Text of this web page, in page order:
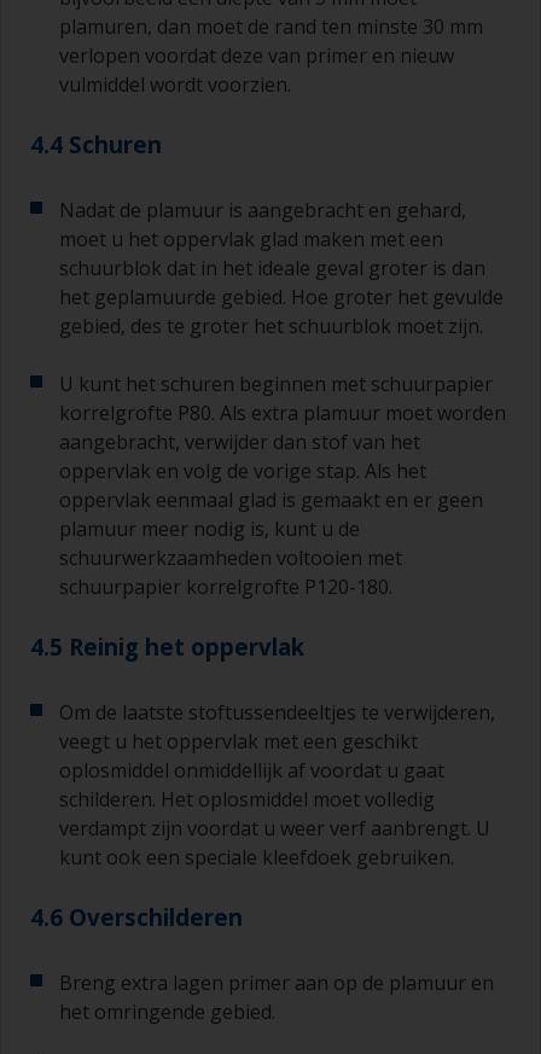
plamuren, dan moet de rand ten minste 30 mm
verlopen voordat deze van primer en nieuw
vulmiddel wordt voorzien.
4.4 Schuren
Nadat de plamuur is aangebracht en gehard,
moet u het oppervlak glad maken met een
schuurblok dat in het ideale geval groter is dan
het geplamuurde gebied. Hoe groter het gevulde
gebied, des te groter het schuurblok moet zijn.
U kunt het schuren beginnen met schuurpapier
korrelgrofte P80. Als extra plamuur moet worden
aangebracht, verwijder dan stof van het
oppervlak en volg de vorige stap. Als het
oppervlak eenmaal glad is gemaakt en er geen
plamuur meer nodig is, kunt u de
schuurwerkzaamheden voltooien met
schuurpapier korrelgrofte P120-180.
4.5 Reinig het oppervlak
Om de laatste stoftussendeeltjes te verwijderen,
veegt u het oppervlak met een geschikt
oplosmiddel onmiddellijk af voordat u gaat
schilderen. Het oplosmiddel moet volledig
verdampt zijn voordat u weer verf aanbrengt. U
kunt ook een speciale kleefdoek gebruiken.
4.6 Overschilderen
Breng extra lagen primer aan op de plamuur en
het omringende gebied.